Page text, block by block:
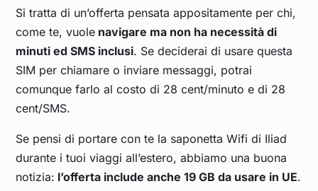
Si tratta di un’offerta pensata appositamente per chi,
come te, vuole navigare ma non ha necessità di
minuti ed SMS inclusi. Se deciderai di usare questa
SIM per chiamare o inviare messaggi, potrai
comunque farlo al costo di 28 cent/minuto e di 28
cent/SMS.
Se pensi di portare con te la saponetta Wifi di Iliad
durante i tuoi viaggi all’estero, abbiamo una buona
notizia: l’offerta include anche 19 GB da usare in UE.